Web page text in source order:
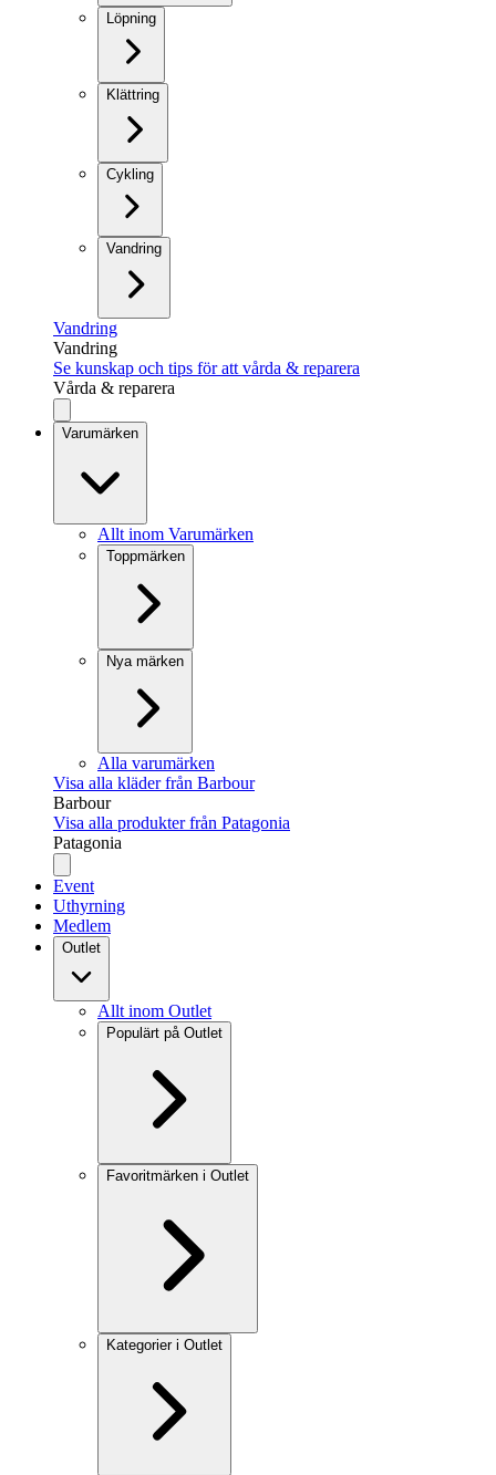
Löpning
Klättring
Cykling
Vandring
Vandring
Vandring
Se kunskap och tips för att vårda & reparera
Vårda & reparera
Varumärken
Allt inom Varumärken
Toppmärken
Nya märken
Alla varumärken
Visa alla kläder från Barbour
Barbour
Visa alla produkter från Patagonia
Patagonia
Event
Uthyrning
Medlem
Outlet
Allt inom Outlet
Populärt på Outlet
Favoritmärken i Outlet
Kategorier i Outlet